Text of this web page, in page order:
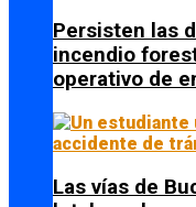
Persisten las
incendio
operativo de
Las vías de